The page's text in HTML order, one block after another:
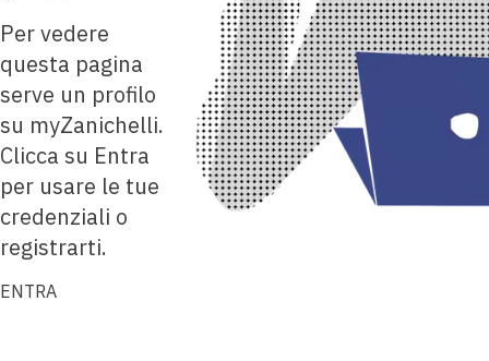
Per vedere
questa pagina
serve un profilo
su myZanichelli.
Clicca su Entra
per usare le tue
credenziali o
registrarti.
ENTRA